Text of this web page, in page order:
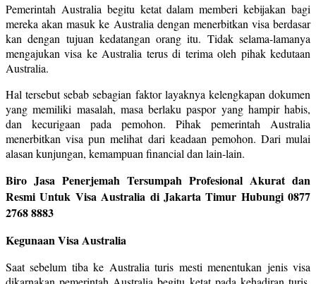
Pemerintah Australia begitu ketat dalam memberi kebijakan bagi
mereka akan masuk ke Australia dengan menerbitkan visa berdasar
kan dengan tujuan kedatangan orang itu. Tidak selama-lamanya
mengajukan visa ke Australia terus di terima oleh pihak kedutaan
Australia.
Hal tersebut sebab sebagian faktor layaknya kelengkapan dokumen
yang memiliki masalah, masa berlaku paspor yang hampir habis,
dan kecurigaan pada pemohon. Pihak pemerintah Australia
menerbitkan visa pun melihat dari keadaan pemohon. Dari mulai
alasan kunjungan, kemampuan financial dan lain-lain.
Biro Jasa Penerjemah Tersumpah Profesional Akurat dan
Resmi Untuk Visa Australia di Jakarta Timur Hubungi 0877
2768 8883
Kegunaan Visa Australia
Saat sebelum tiba ke Australia turis mesti menentukan jenis visa